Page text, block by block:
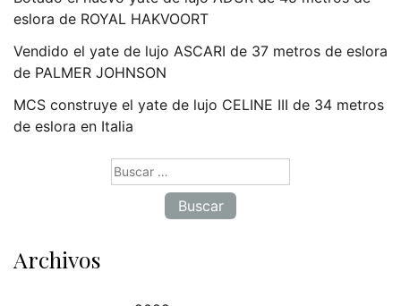
eslora de ROYAL HAKVOORT
Vendido el yate de lujo ASCARI de 37 metros de eslora
de PALMER JOHNSON
MCS construye el yate de lujo CELINE III de 34 metros
de eslora en Italia
Archivos